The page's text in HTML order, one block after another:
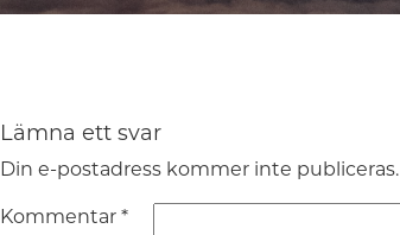
Lämna ett svar
Din e-postadress kommer inte publiceras.
Kommentar *